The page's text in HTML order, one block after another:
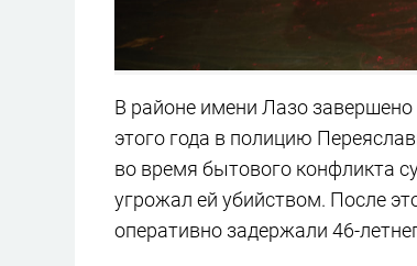
В районе имени Лазо завершено
этого года в полицию
во время бытового конфликта
угрожал ей убийством. После
оперативно задержали 46-